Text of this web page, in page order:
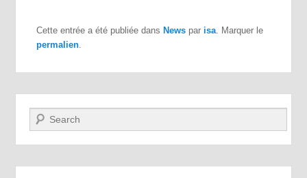
Cette entrée a été publiée dans News par isa. Marquer le
permalien.
Recherche